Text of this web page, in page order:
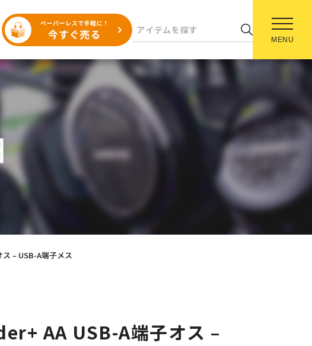
MENU
– USB-A端子メス
AA USB-A端子オス –